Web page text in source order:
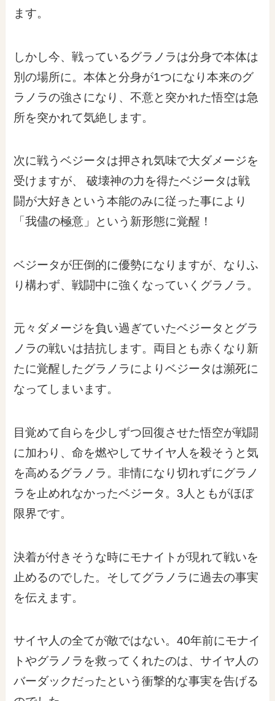
ます。
しかし今、戦っているグラノラは分身で本体は
別の場所に。本体と分身が1つになり本来のグ
ラノラの強さになり、不意と突かれた悟空は急
所を突かれて気絶します。
次に戦うベジータは押され気味で大ダメージを
受けますが、 破壊神の力を得たベジータは戦
闘が大好きという本能のみに従った事により
「我儘の極意」という新形態に覚醒！
ベジータが圧倒的に優勢になりますが、なりふ
り構わず、戦闘中に強くなっていくグラノラ。
元々ダメージを負い過ぎていたベジータとグラ
ノラの戦いは拮抗します。両目とも赤くなり新
たに覚醒したグラノラによりベジータは瀕死に
なってしまいます。
目覚めて自らを少しずつ回復させた悟空が戦闘
に加わり、命を燃やしてサイヤ人を殺そうと気
を高めるグラノラ。非情になり切れずにグラノ
ラを止めれなかったベジータ。3人ともがほぼ
限界です。
決着が付きそうな時にモナイトが現れて戦いを
止めるのでした。そしてグラノラに過去の事実
を伝えます。
サイヤ人の全てが敵ではない。40年前にモナイ
トやグラノラを救ってくれたのは、サイヤ人の
バーダックだったという衝撃的な事実を告げる